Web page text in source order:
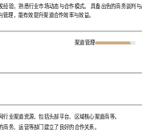
经验，熟悉行业市场动态与合作模式。 具备出色的商务谈判
理，能有效提升渠道合作效率与效益。
渠道管理
行业渠道资源，包括头部平台、区域核心渠道商等。
商务、运营等部门建立了良好的合作关系。